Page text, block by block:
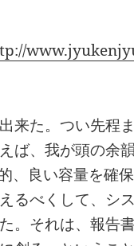
来た。つい先程
ば、我が頭の余
、良い容量を確
るべくして、シ
。それは、報告